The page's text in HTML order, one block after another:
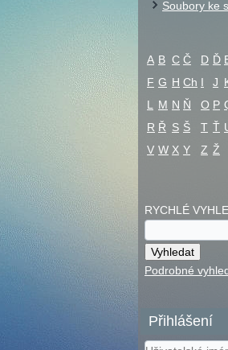
Soubory ke
A B C Č D Ď
F G H Ch I J
L
M N Ň O P
R Ř S Š T Ť
V W X Y Z Ž
RYCHLÉ
Podrobné
Přihlášení